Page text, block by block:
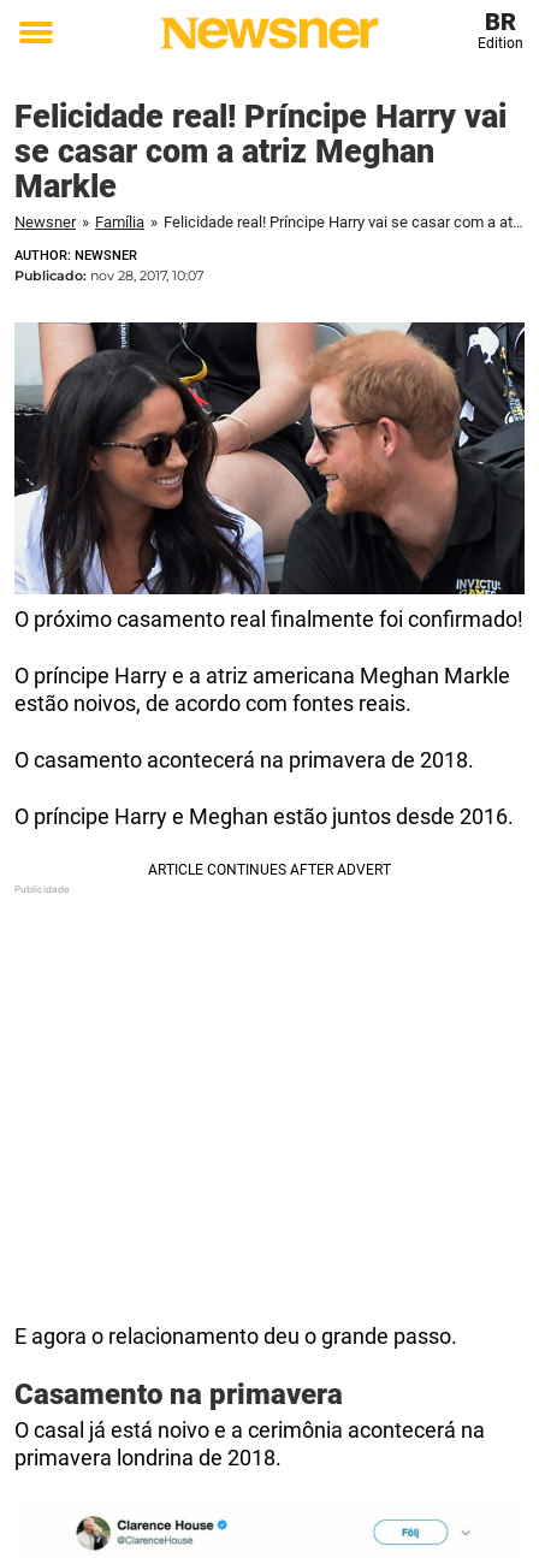
Toggle
BR
Edition
Felicidade real! Príncipe Harry vai
se casar com a atriz Meghan
Markle
Newsner » Família » Felicidade real! Príncipe Harry vai se casar com a atriz Meghan Markle
AUTHOR: NEWSNER
Publicado: nov 28, 2017, 10:07
O próximo casamento real finalmente foi confirmado!
O príncipe Harry e a atriz americana Meghan Markle
estão noivos, de acordo com fontes reais.
O casamento acontecerá na primavera de 2018.
O príncipe Harry e Meghan estão juntos desde 2016.
E agora o relacionamento deu o grande passo.
Casamento na primavera
O casal já está noivo e a cerimônia acontecerá na
primavera londrina de 2018.